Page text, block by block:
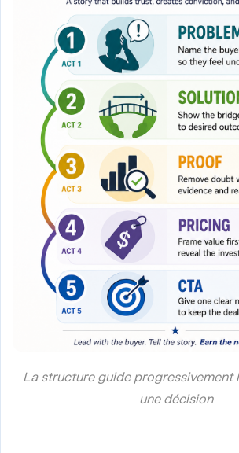
La structure guide progressivement
une décision